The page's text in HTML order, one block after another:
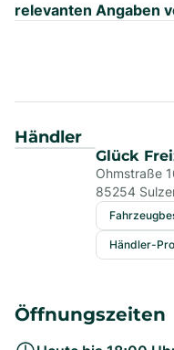
relevanten Angaben
Händler
Glück
Ohmstraße
85254
Händler-
Öffnungszeiten